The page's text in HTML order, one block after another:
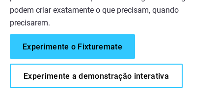
podem criar exatamente o que precisam, quando
precisarem.
Experimente o Fixturemate
Experimente a demonstração interativa